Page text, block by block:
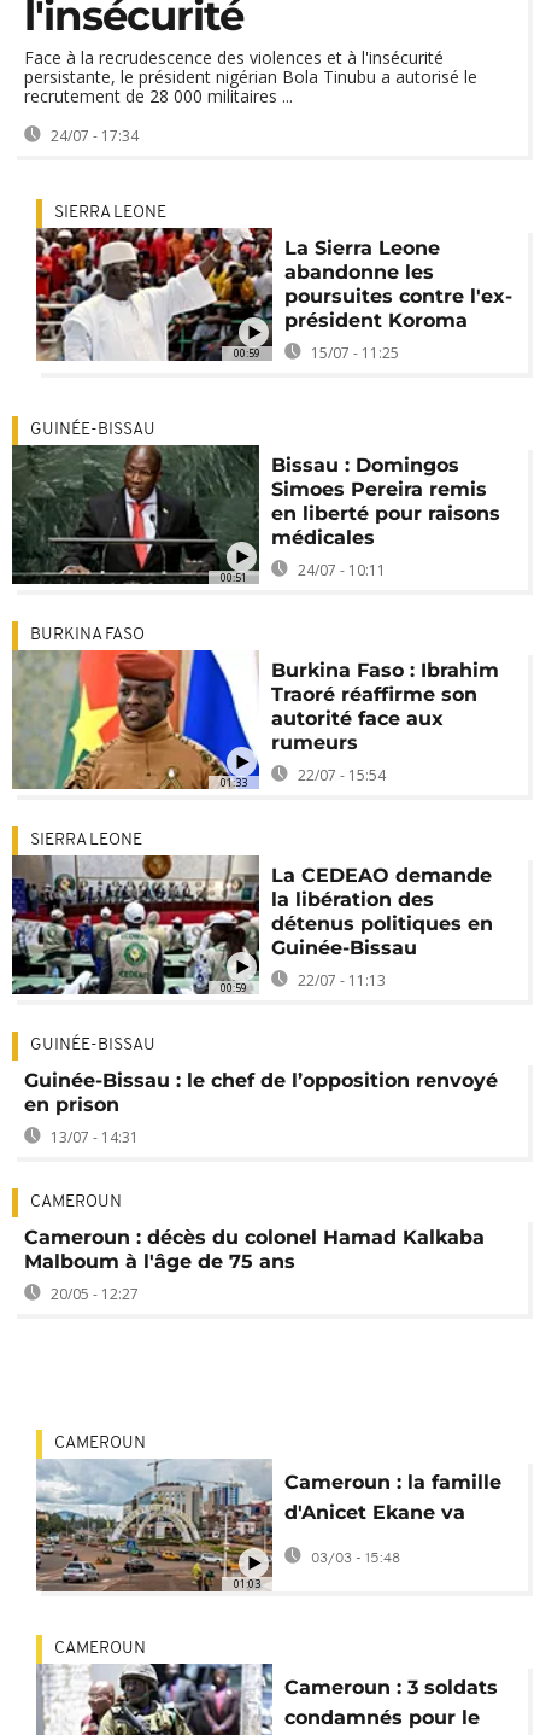
l'insécurité
Face à la recrudescence des violences et à l'insécurité
persistante, le président nigérian Bola Tinubu a autorisé le
recrutement de 28 000 militaires ...
24/07 - 17:34
00:59
SIERRA LEONE
La Sierra Leone
abandonne les
poursuites contre l'ex-
président Koroma
15/07 - 11:25
00:51
GUINÉE-BISSAU
Bissau : Domingos
Simoes Pereira remis
en liberté pour raisons
médicales
24/07 - 10:11
01:33
BURKINA FASO
Burkina Faso : Ibrahim
Traoré réaffirme son
autorité face aux
rumeurs
22/07 - 15:54
00:59
SIERRA LEONE
La CEDEAO demande
la libération des
détenus politiques en
Guinée-Bissau
22/07 - 11:13
GUINÉE-BISSAU
Guinée-Bissau : le chef de l’opposition renvoyé
en prison
13/07 - 14:31
CAMEROUN
Cameroun : décès du colonel Hamad Kalkaba
Malboum à l'âge de 75 ans
20/05 - 12:27
01:03
CAMEROUN
Cameroun : la famille
d'Anicet Ekane va
pouvoir récupérer la
dépouille
03/03 - 15:48
CAMEROUN
Cameroun : 3 soldats
condamnés pour le